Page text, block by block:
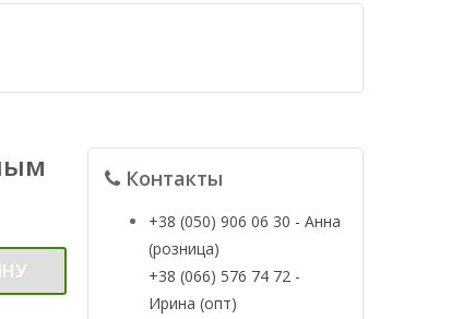
Контакты
+38 (050) 906 06 30 - Анна
(розница)
+38 (066) 576 74 72 -
Ирина (опт)